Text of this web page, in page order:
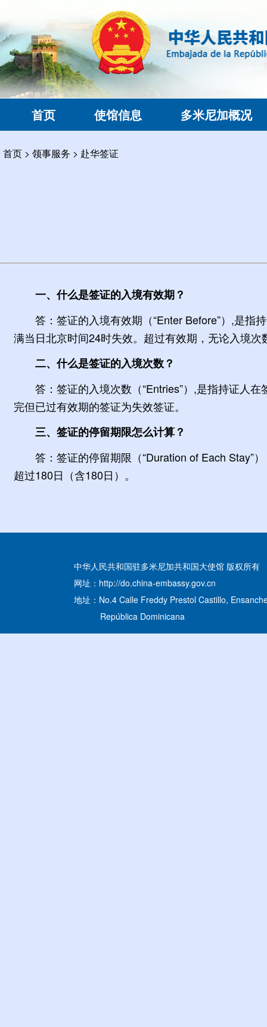
首页 使馆信息 多米尼加概况
首页 > 领事服务 > 赴华签证
一、什么是签证的入境有效期？
答：签证的入境有效期（“Enter Before”）,是指
满当日北京时间24时失效。超过有效期，无论入境
二、什么是签证的入境次数？
答：签证的入境次数（“Entries”）,是指持证人
完但已过有效期的签证为失效签证。
三、签证的停留期限怎么计算？
答：签证的停留期限（“Duration of Each Stay”
超过180日（含180日）。
中华人民共和国驻多米尼加共和国大使馆 版权所有
网址：http://do.china-embassy.gov.cn
地址：No.4 Calle Freddy Prestol Castillo,
República Dominicana